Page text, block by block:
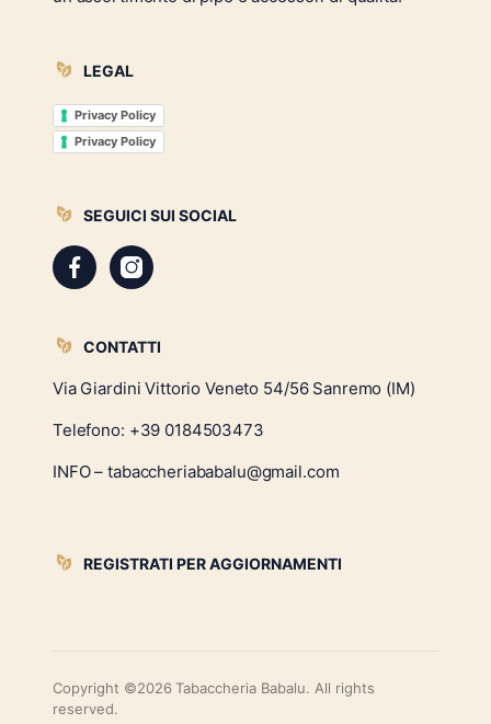
LEGAL
Privacy Policy
Privacy Policy
SEGUICI SUI SOCIAL
CONTATTI
Via Giardini Vittorio Veneto 54/56 Sanremo (IM)
Telefono: +39 0184503473
INFO – tabaccheriababalu@gmail.com
REGISTRATI PER AGGIORNAMENTI
Copyright ©2026 Tabaccheria Babalu. All rights
reserved.